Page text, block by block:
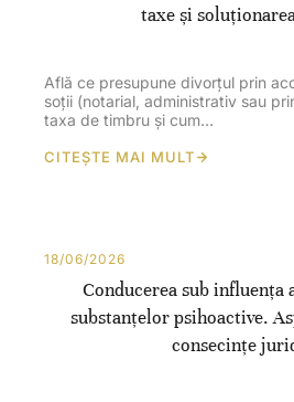
taxe și
Află ce presupune divorțul prin
soții (notarial, administrativ sau
taxa de timbru și cum…
CITEȘTE MAI MULT
18/06/2026
Conducerea sub influența
substanțelor psihoactive.
consecințe